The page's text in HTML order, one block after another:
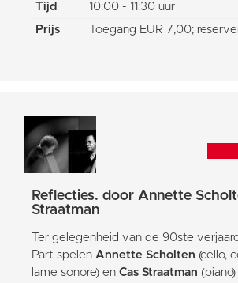
Tijd
10:00 - 11:30 uur
Prijs
Toegang EUR 7,00;
Reflecties. door Annette
Straatman
Ter gelegenheid van de 90ste
Pärt spelen Annette Scholten (cello,
lame sonore) en Cas Straatman